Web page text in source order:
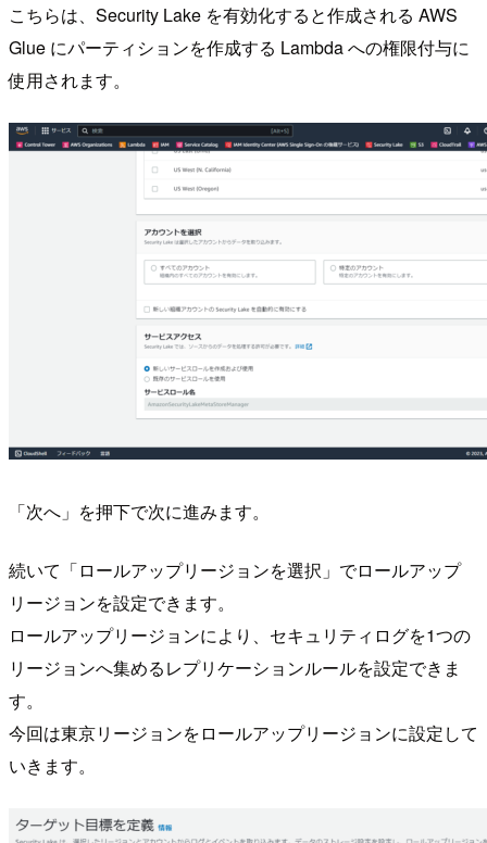
こちらは、Security Lake を有効化すると作成される AWS
Glue にパーティションを作成する Lambda への権限付与に
使用されます。
「次へ」を押下で次に進みます。
続いて「ロールアップリージョンを選択」でロールアップ
リージョンを設定できます。
ロールアップリージョンにより、セキュリティログを1つの
リージョンへ集めるレプリケーションルールを設定できま
す。
今回は東京リージョンをロールアップリージョンに設定して
いきます。